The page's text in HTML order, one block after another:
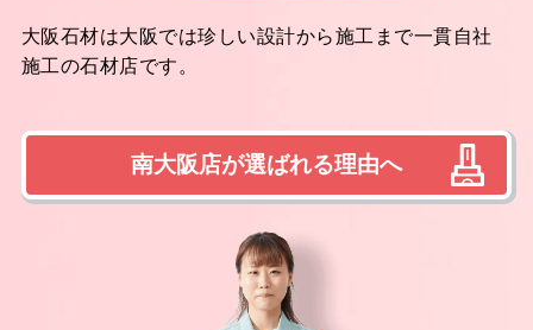
大阪石材は大阪では珍しい設計から施工まで一貫自社
施工の石材店です。
南大阪店が選ばれる理由へ